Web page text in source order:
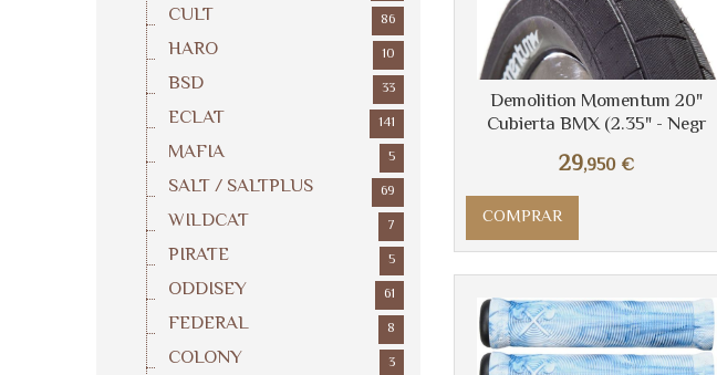
CULT 86
HARO 10
BSD 33
ECLAT 141
MAFIA 5
SALT / SALTPLUS 69
WILDCAT 7
PIRATE 5
ODDISEY 61
FEDERAL 8
COLONY 3
Demolition Momentum 20"
Cubierta BMX (2.35" - Negr
29,950 €
COMPRAR
Más info